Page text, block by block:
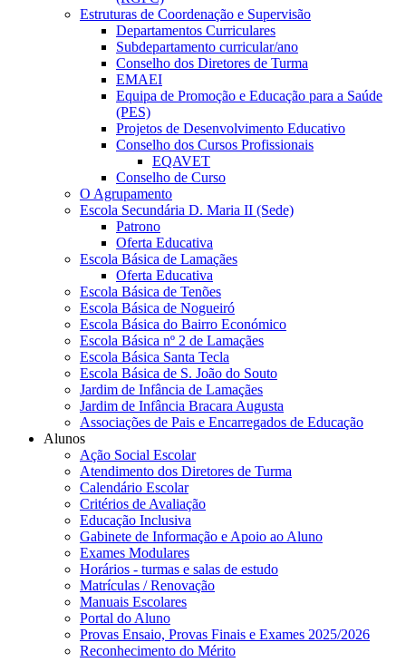
Estruturas de Coordenação e Supervisão
Departamentos Curriculares
Subdepartamento curricular/ano
Conselho dos Diretores de Turma
EMAEI
Equipa de Promoção e Educação para a Saúde
(PES)
Projetos de Desenvolvimento Educativo
Conselho dos Cursos Profissionais
EQAVET
Conselho de Curso
O Agrupamento
Escola Secundária D. Maria II (Sede)
Patrono
Oferta Educativa
Escola Básica de Lamaçães
Oferta Educativa
Escola Básica de Tenões
Escola Básica de Nogueiró
Escola Básica do Bairro Económico
Escola Básica nº 2 de Lamaçães
Escola Básica Santa Tecla
Escola Básica de S. João do Souto
Jardim de Infância de Lamaçães
Jardim de Infância Bracara Augusta
Associações de Pais e Encarregados de Educação
Alunos
Ação Social Escolar
Atendimento dos Diretores de Turma
Calendário Escolar
Critérios de Avaliação
Educação Inclusiva
Gabinete de Informação e Apoio ao Aluno
Exames Modulares
Horários - turmas e salas de estudo
Matrículas / Renovação
Manuais Escolares
Portal do Aluno
Provas Ensaio, Provas Finais e Exames 2025/2026
Reconhecimento do Mérito